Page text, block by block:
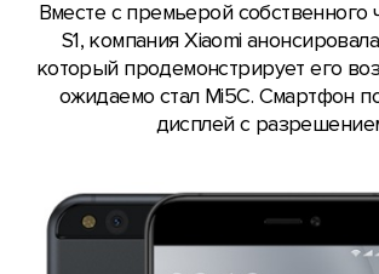
Вместе с премьерой собственного
S1, компания Xiaomi
который продемонстрирует его
ожидаемо стал Mi5C. Смартфон
дисплей с